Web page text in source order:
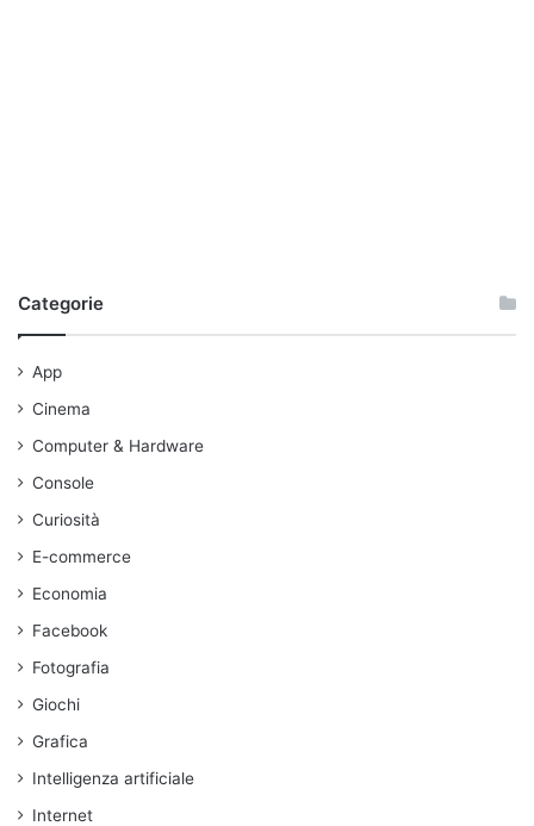
Categorie
App
Cinema
Computer & Hardware
Console
Curiosità
E-commerce
Economia
Facebook
Fotografia
Giochi
Grafica
Intelligenza artificiale
Internet